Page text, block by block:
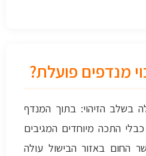
מנדפים פועלת?
בשלב הזיהוי: בתוך המנדף
כבלי התכה מיוחדים המגיבים
החום באזור הבישול עולה